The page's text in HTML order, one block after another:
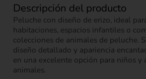
Descripción del producto
Peluche con diseño de erizo, ideal
habitaciones, espacios infantiles o
colecciones de animales de peluche.
diseño detallado y apariencia
en una excelente opción para niños y
animales.